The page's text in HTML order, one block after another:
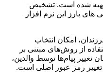
شده است. تشخیص
بارز این نرم افزار
امکان انتخاب
از روش‌های مبتنی بر
پیام‌ها توسط والدین،
تغییر رمز عبور اصلی است.